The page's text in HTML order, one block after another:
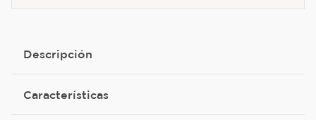
Descripción
Características